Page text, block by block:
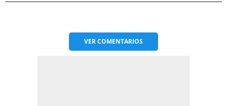
VERCOMENTARIOS